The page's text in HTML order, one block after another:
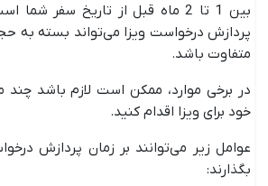
بین 1 تا 2 ماه قبل از تاریخ سفر
پردازش درخواست ویزا می‌تواند بسته به
متفاوت باشد.
در برخی موارد، ممکن است لازم باشد چند
خود برای ویزا اقدام کنید.
عوامل زیر می‌توانند بر زمان پردازش
بگذارند: